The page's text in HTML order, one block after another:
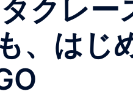
クレー
、はじ